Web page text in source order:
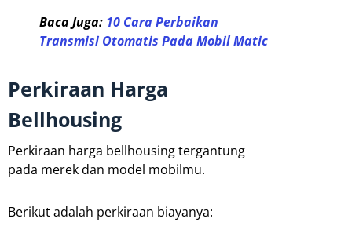
Baca Juga: 10 Cara Perbaikan
Transmisi Otomatis Pada Mobil Matic
Perkiraan Harga
Bellhousing
Perkiraan harga bellhousing tergantung
pada merek dan model mobilmu.
Berikut adalah perkiraan biayanya: